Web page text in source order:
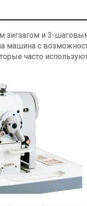
зигзагом и 3-
машина с
часто